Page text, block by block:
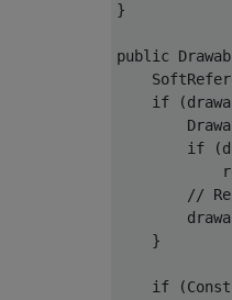
}
public
if
(
if
(
//
}
if (